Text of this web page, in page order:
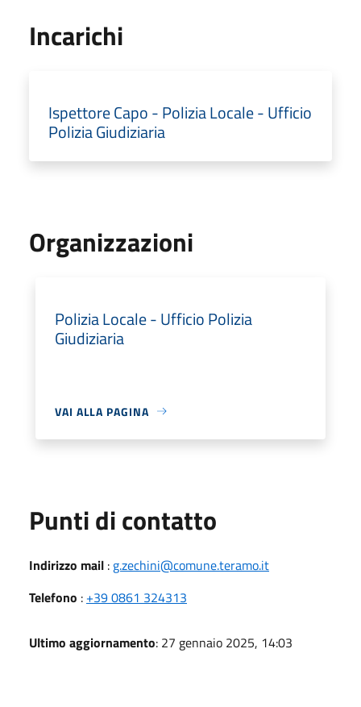
Incarichi
Ispettore Capo - Polizia Locale - Ufficio
Polizia Giudiziaria
Organizzazioni
Polizia Locale - Ufficio Polizia
Giudiziaria
VAI ALLA PAGINA
Punti di contatto
Indirizzo mail : g.zechini@comune.teramo.it
Telefono : +39 0861 324313
Ultimo aggiornamento: 27 gennaio 2025, 14:03